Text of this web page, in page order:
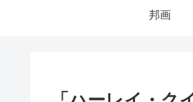
邦画